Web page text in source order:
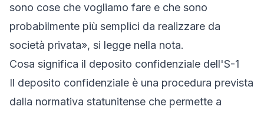
sono cose che vogliamo fare e che sono
probabilmente più semplici da realizzare da
società privata», si legge nella nota.
Cosa significa il deposito confidenziale dell'S-1
Il deposito confidenziale è una procedura prevista
dalla normativa statunitense che permette a